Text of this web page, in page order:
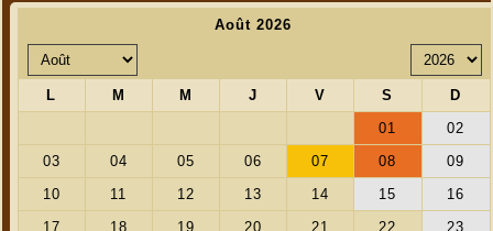
vente ira dans la caisse de Lo Patrimoni au bénéfice de la
rénovation du petit patrimoine local.
Annette Debrie : 06 89 44 72 46